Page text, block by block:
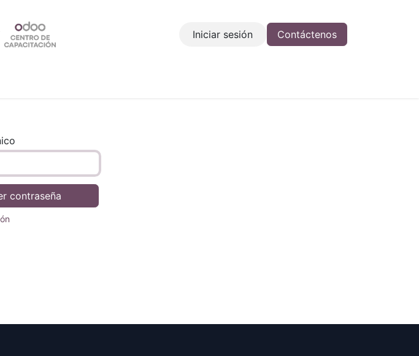
Iniciar sesión Contáctenos
contraseña